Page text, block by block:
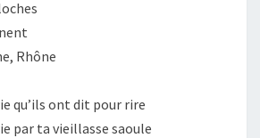
Rhône
qu’ils ont dit pour rire
par ta vieillasse saoule